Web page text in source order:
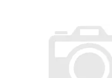
Запросить